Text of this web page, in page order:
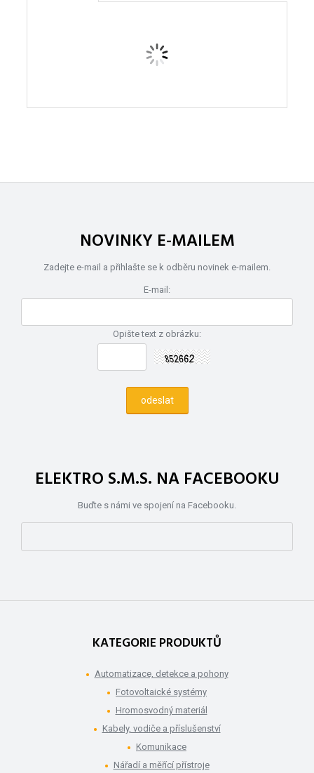
NOVINKY E-MAILEM
Zadejte e-mail a přihlašte se k odběru novinek e-mailem.
E-mail:
Opište text z obrázku:
ELEKTRO S.M.S. NA FACEBOOKU
Buďte s námi ve spojení na Facebooku.
KATEGORIE PRODUKTŮ
Automatizace, detekce a pohony
Fotovoltaické systémy
Hromosvodný materiál
Kabely, vodiče a příslušenství
Komunikace
Nářadí a měřící přístroje